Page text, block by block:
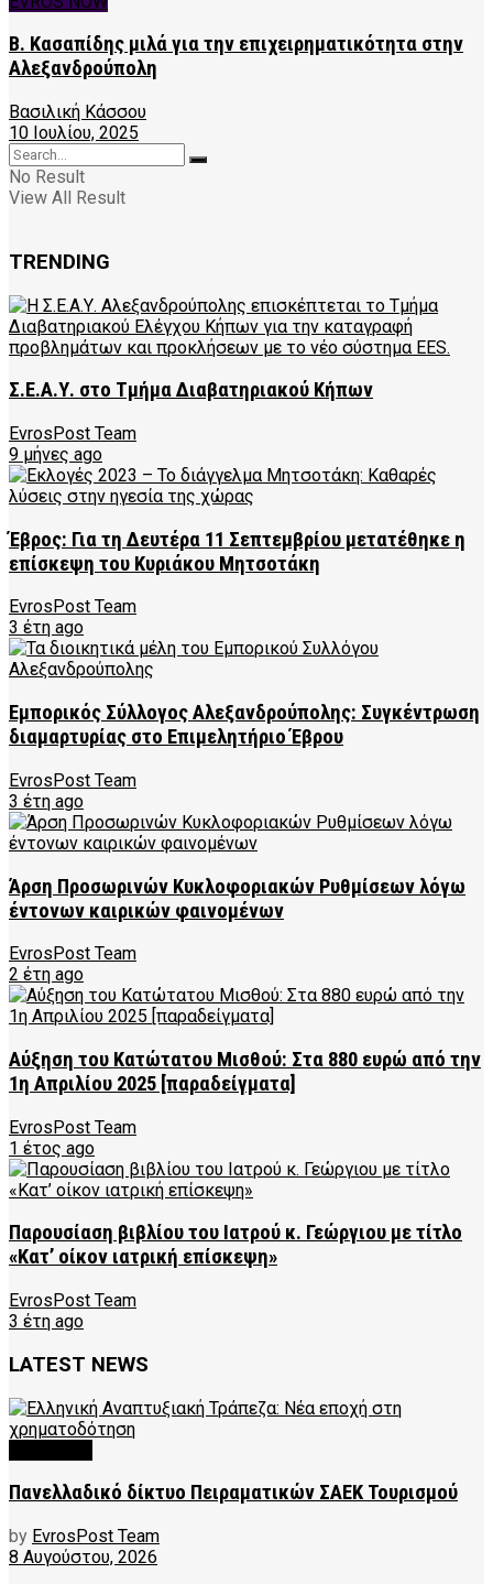
Β. Κασαπίδης μιλά για την επιχειρηματικότητα στην
Αλεξανδρούπολη
Βασιλική Κάσσου
10 Ιουλίου, 2025
No Result
View All Result
TRENDING
Σ.Ε.Α.Υ. στο Τμήμα Διαβατηριακού Κήπων
EvrosPost Team
9 μήνες ago
Έβρος: Για τη Δευτέρα 11 Σεπτεμβρίου μετατέθηκε η
επίσκεψη του Κυριάκου Μητσοτάκη
EvrosPost Team
3 έτη ago
Εμπορικός Σύλλογος Αλεξανδρούπολης: Συγκέντρωση
διαμαρτυρίας στο Επιμελητήριο Έβρου
EvrosPost Team
3 έτη ago
Άρση Προσωρινών Κυκλοφοριακών Ρυθμίσεων λόγω
έντονων καιρικών φαινομένων
EvrosPost Team
2 έτη ago
Αύξηση του Κατώτατου Μισθού: Στα 880 ευρώ από την
1η Απριλίου 2025 [παραδείγματα]
EvrosPost Team
1 έτος ago
Παρουσίαση βιβλίου του Ιατρού κ. Γεώργιου με τίτλο
«Κατ’ οίκον ιατρική επίσκεψη»
EvrosPost Team
3 έτη ago
LATEST NEWS
Πανελλαδικό δίκτυο Πειραματικών ΣΑΕΚ Τουρισμού
by EvrosPost Team
8 Αυγούστου, 2026